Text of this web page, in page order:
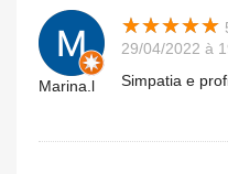
Marina.l
★★★★★
★★★★★
29/04/2022 à
Simpatia e